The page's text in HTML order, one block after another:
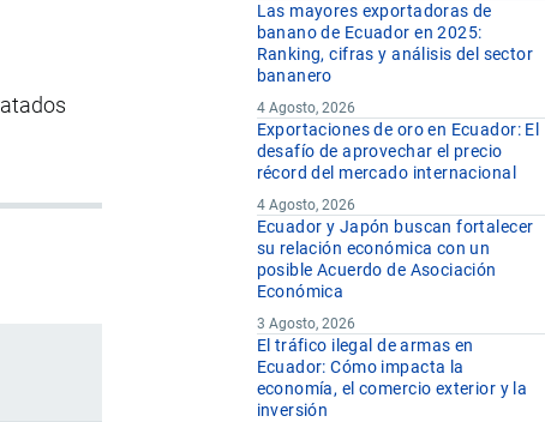
Las mayores exportadoras de
banano de Ecuador en 2025:
Ranking, cifras y análisis del sector
bananero
4 Agosto, 2026
Exportaciones de oro en Ecuador: El
desafío de aprovechar el precio
récord del mercado internacional
4 Agosto, 2026
Ecuador y Japón buscan fortalecer
su relación económica con un
posible Acuerdo de Asociación
Económica
3 Agosto, 2026
El tráfico ilegal de armas en
Ecuador: Cómo impacta la
economía, el comercio exterior y la
inversión